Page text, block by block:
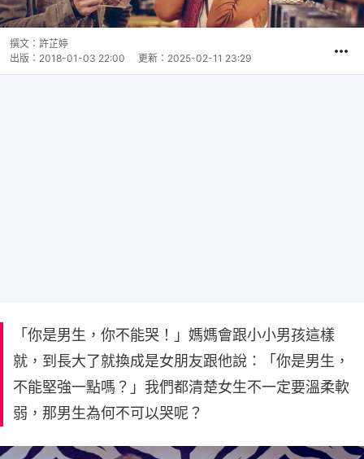
撰文： 許芷婷
出版： 2018-01-03 22:00 更新： 2025-02-11 23:29
「你是男生，你不能哭！」媽媽會跟小小男孩這樣
就，到長大了就換成是女朋友跟他說：「你是男生，
不能堅強一點嗎？」我們都清楚女生不一定要溫柔軟
弱，那男生為何不可以哭呢？